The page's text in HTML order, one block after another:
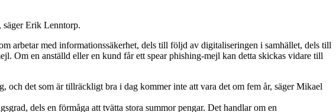
säger Erik Lenntorp.
arbetar med informationssäkerhet, dels till följd av digitaliseringen i samhället, dels till
Om en anställd eller en kund får ett spear phishing-mejl kan detta skickas vidare till
det som är tillräckligt bra i dag kommer inte att vara det om fem år, säger Mikael
dels en förmåga att tvätta stora summor pengar. Det handlar om en